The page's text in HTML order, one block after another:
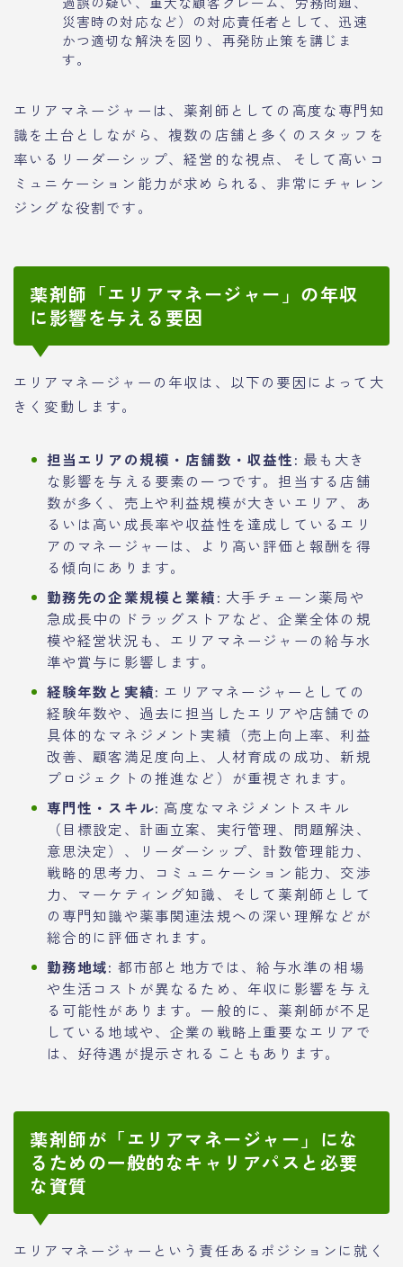
災害時の対応など）の対応責任者として、迅速
かつ適切な解決を図り、再発防止策を講じま
す。
エリアマネージャーは、薬剤師としての高度な専門知
識を土台としながら、複数の店舗と多くのスタッフを
率いるリーダーシップ、経営的な視点、そして高いコ
ミュニケーション能力が求められる、非常にチャレン
ジングな役割です。
薬剤師「エリアマネージャー」の年収
に影響を与える要因
エリアマネージャーの年収は、以下の要因によって大
きく変動します。
担当エリアの規模・店舗数・収益性: 最も大き
な影響を与える要素の一つです。担当する店舗
数が多く、売上や利益規模が大きいエリア、あ
るいは高い成長率や収益性を達成しているエリ
アのマネージャーは、より高い評価と報酬を得
る傾向にあります。
勤務先の企業規模と業績: 大手チェーン薬局や
急成長中のドラッグストアなど、企業全体の規
模や経営状況も、エリアマネージャーの給与水
準や賞与に影響します。
経験年数と実績: エリアマネージャーとしての
経験年数や、過去に担当したエリアや店舗での
具体的なマネジメント実績（売上向上率、利益
改善、顧客満足度向上、人材育成の成功、新規
プロジェクトの推進など）が重視されます。
専門性・スキル: 高度なマネジメントスキル
（目標設定、計画立案、実行管理、問題解決、
意思決定）、リーダーシップ、計数管理能力、
戦略的思考力、コミュニケーション能力、交渉
力、マーケティング知識、そして薬剤師として
の専門知識や薬事関連法規への深い理解などが
総合的に評価されます。
勤務地域: 都市部と地方では、給与水準の相場
や生活コストが異なるため、年収に影響を与え
る可能性があります。一般的に、薬剤師が不足
している地域や、企業の戦略上重要なエリアで
は、好待遇が提示されることもあります。
薬剤師が「エリアマネージャー」にな
るための一般的なキャリアパスと必要
な資質
エリアマネージャーという責任あるポジションに就く